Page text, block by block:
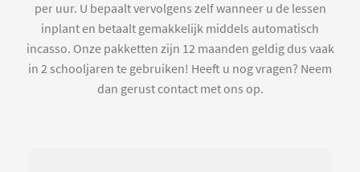
per uur. U bepaalt vervolgens zelf wanneer u de lessen
inplant en betaalt gemakkelijk middels automatisch
incasso. Onze pakketten zijn 12 maanden geldig dus vaak
in 2 schooljaren te gebruiken! Heeft u nog vragen? Neem
dan gerust contact met ons op.